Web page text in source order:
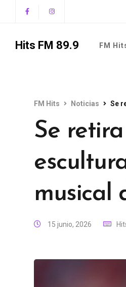
Hits FM 89.9 FM
FM Hits Noticias Se
Se
musical
15 junio, 2026